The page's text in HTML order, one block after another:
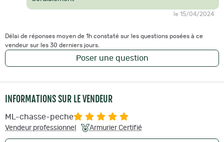
le 15/04/2024
Délai de réponses moyen de 1h constaté sur les questions posées à ce
vendeur sur les 30 derniers jours.
Poser une question
INFORMATIONS SUR LE VENDEUR
ML-chasse-peche
Vendeur professionnel Armurier Certifié